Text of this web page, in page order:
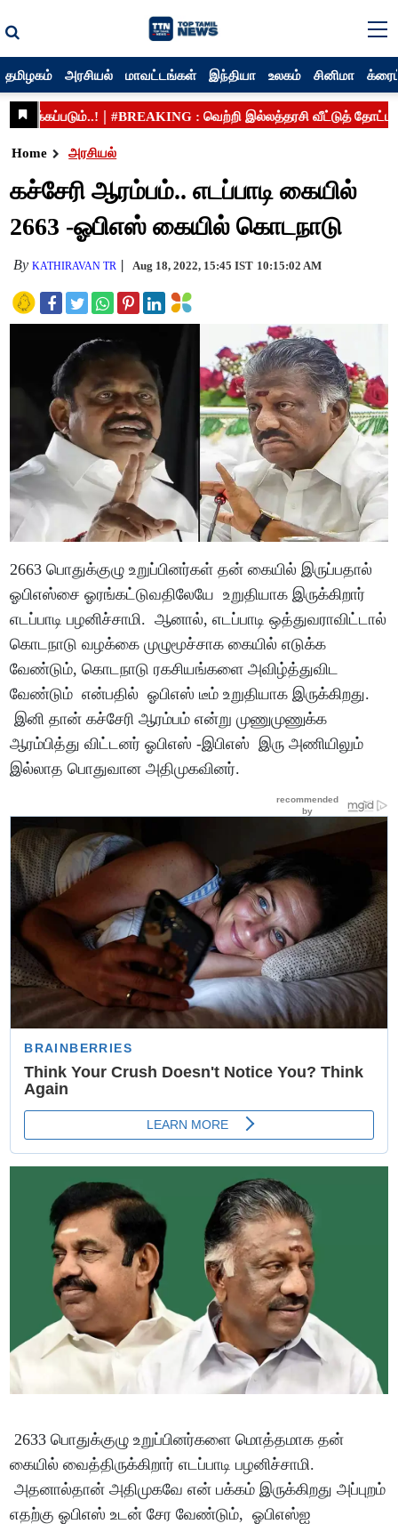
தமிழகம் அரசியல் மாவட்டங்கள் இந்தியா உலகம் சினிமா
Home அரசியல்
கச்சேரி ஆரம்பம்.. எடப்பாடி கையில்
2663 -ஓபிஎஸ் கையில் கொடநாடு
ByKATHIRAVAN TR Aug 18, 2022, 15:45 IST 10:15:02 AM
2663 பொதுக்குழு உறுப்பினர்கள் தன் கையில் இருப்பதால்
ஓபிஎஸ்சை ஓரங்கட்டுவதிலேயே உறுதியாக இருக்கிறார்
எடப்பாடி பழனிச்சாமி. ஆனால், எடப்பாடி ஒத்துவராவிட்டால்
கொடநாடு வழக்கை முழுமூச்சாக கையில் எடுக்க
வேண்டும், கொடநாடு ரகசியங்களை அவிழ்த்துவிட
வேண்டும் என்பதில் ஓபிஎஸ் டீம் உறுதியாக இருக்கிறது.
இனி தான் கச்சேரி ஆரம்பம் என்று முணுமுணுக்க
ஆரம்பித்து விட்டனர் ஓபிஎஸ் -இபிஎஸ் இரு அணியிலும்
இல்லாத பொதுவான அதிமுகவினர்.
2633 பொதுக்குழு உறுப்பினர்களை மொத்தமாக தன்
கையில் வைத்திருக்கிறார் எடப்பாடி பழனிச்சாமி.
அதனால்தான் அதிமுகவே என் பக்கம் இருக்கிறது அப்புறம்
எதற்கு ஓபிஎஸ் உடன் சேர வேண்டும், ஓபிஎஸ்ஐ